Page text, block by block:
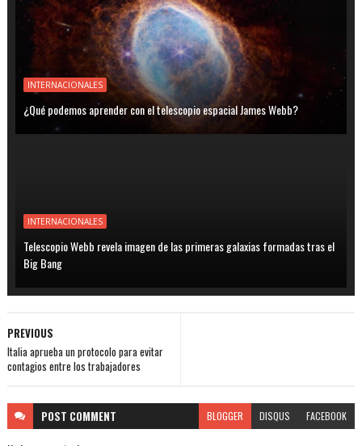
INTERNACIONALES
¿Qué podemos aprender con el telescopio espacial James Webb?
INTERNACIONALES
Telescopio Webb revela imagen de las primeras galaxias formadas tras el
Big Bang
PREVIOUS
Italia aprueba un protocolo para evitar
contagios entre los trabajadores
POST COMMENT BLOGGER DISQUS FACEBOOK